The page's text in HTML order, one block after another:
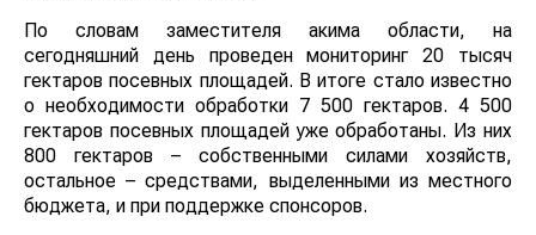
По словам заместителя акима области, на
сегодняшний день проведен мониторинг 20 тысяч
гектаров посевных площадей. В итоге стало известно
о необходимости обработки 7 500 гектаров. 4 500
гектаров посевных площадей уже обработаны. Из них
800 гектаров – собственными силами хозяйств,
остальное – средствами, выделенными из местного
бюджета, и при поддержке спонсоров.